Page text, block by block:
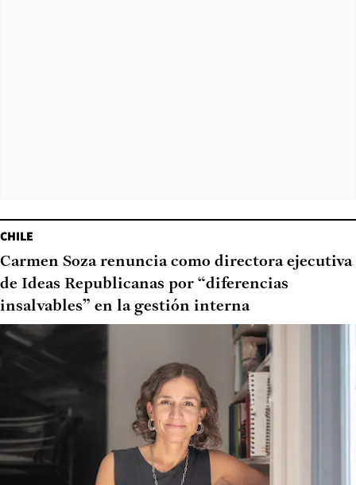
CHILE
Carmen Soza renuncia como directora ejecutiva
de Ideas Republicanas por “diferencias
insalvables” en la gestión interna